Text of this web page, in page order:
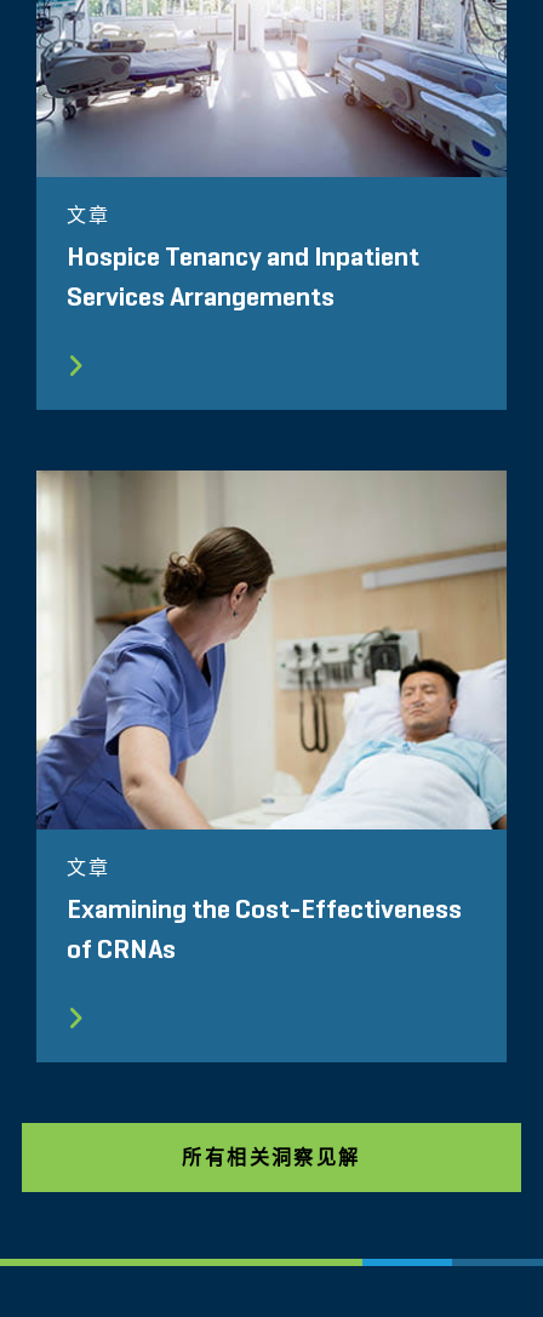
文章
Hospice Tenancy and Inpatient
Services Arrangements
文章
Examining the Cost-Effectiveness
of CRNAs
所有相关洞察见解